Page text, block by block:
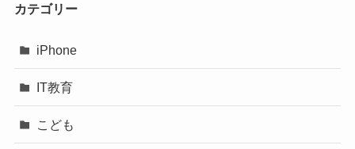
カテゴリー
iPhone
IT教育
こども